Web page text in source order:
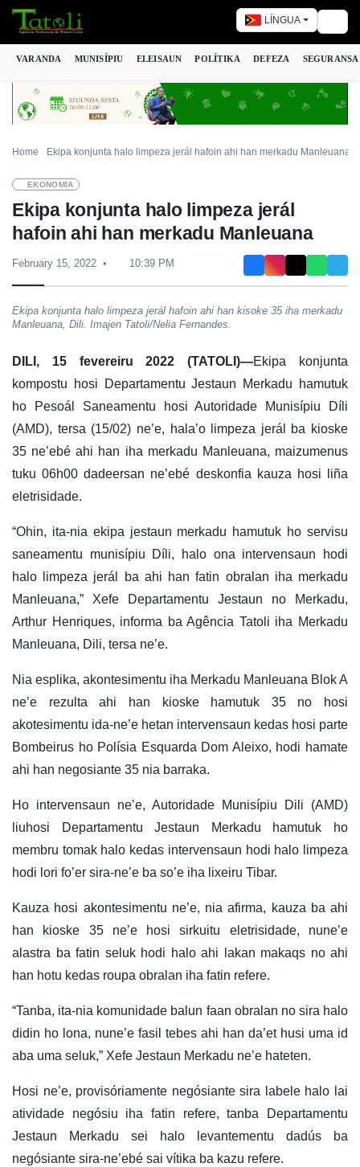
LÍNGUA
VARANDA MUNISÍPIU ELEISAUN POLÍTIKA DEFEZA SEGURANSA
Home Ekipa konjunta halo limpeza jerál hafoin ahi han merkadu Manleuana
EKONOMIA
Ekipa konjunta halo limpeza jerál
hafoin ahi han merkadu Manleuana
February 15, 2022 10:39 PM
Ekipa konjunta halo limpeza jerál hafoin ahi han kisoke 35 iha merkadu
Manleuana, Dili. Imajen Tatoli/Nelia Fernandes.
DILI, 15 fevereiru 2022 (TATOLI)—Ekipa konjunta
kompostu hosi Departamentu Jestaun Merkadu hamutuk
ho Pesoál Saneamentu hosi Autoridade Munisípiu Díli
(AMD), tersa (15/02) ne’e, hala’o limpeza jerál ba kioske
35 ne’ebé ahi han iha merkadu Manleuana, maizumenus
tuku 06h00 dadeersan ne’ebé deskonfia kauza hosi liña
eletrisidade.
“Ohin, ita-nia ekipa jestaun merkadu hamutuk ho servisu
saneamentu munisípiu Díli, halo ona intervensaun hodi
halo limpeza jerál ba ahi han fatin obralan iha merkadu
Manleuana,” Xefe Departamentu Jestaun no Merkadu,
Arthur Henriques, informa ba Agência Tatoli iha Merkadu
Manleuana, Dili, tersa ne’e.
Nia esplika, akontesimentu iha Merkadu Manleuana Blok A
ne’e rezulta ahi han kioske hamutuk 35 no hosi
akotesimentu ida-ne’e hetan intervensaun kedas hosi parte
Bombeirus ho Polísia Esquarda Dom Aleixo, hodi hamate
ahi han negosiante 35 nia barraka.
Ho intervensaun ne’e, Autoridade Munisípiu Dili (AMD)
liuhosi Departamentu Jestaun Merkadu hamutuk ho
membru tomak halo kedas intervensaun hodi halo limpeza
hodi lori fo’er sira-ne’e ba so’e iha lixeiru Tibar.
Kauza hosi akontesimentu ne’e, nia afirma, kauza ba ahi
han kioske 35 ne’e hosi sirkuitu eletrisidade, nune’e
alastra ba fatin seluk hodi halo ahi lakan makaqs no ahi
han hotu kedas roupa obralan iha fatin refere.
“Tanba, ita-nia komunidade balun faan obralan no sira halo
didin ho lona, nune’e fasil tebes ahi han da’et husi uma id
aba uma seluk,” Xefe Jestaun Merkadu ne’e hateten.
Hosi ne’e, provisóriamente negósiante sira labele halo lai
atividade negósiu iha fatin refere, tanba Departamentu
Jestaun Merkadu sei halo levantementu dadús ba
negósiante sira-ne’ebé sai vítika ba kazu refere.